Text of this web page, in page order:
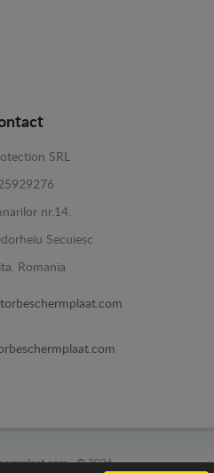
SRL
nr.14.
Secuiesc
Romania
-© 2026